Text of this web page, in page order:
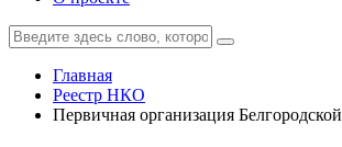
Главная
Реестр НКО
Первичная организация Белгородской